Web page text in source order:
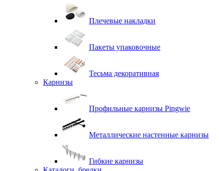
Плечевые накладки
Пакеты упаковочные
Тесьма декоративная
Карнизы
Профильные карнизы Pingwie
Металлические настенные карнизы
Гибкие карнизы